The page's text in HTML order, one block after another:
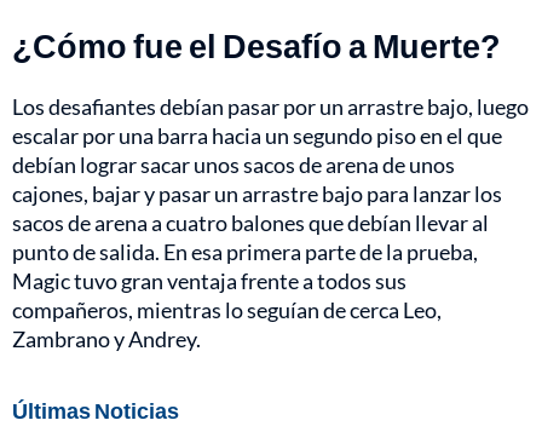
¿Cómo fue el Desafío a Muerte?
Los desafiantes debían pasar por un arrastre bajo, luego
escalar por una barra hacia un segundo piso en el que
debían lograr sacar unos sacos de arena de unos
cajones, bajar y pasar un arrastre bajo para lanzar los
sacos de arena a cuatro balones que debían llevar al
punto de salida. En esa primera parte de la prueba,
Magic tuvo gran ventaja frente a todos sus
compañeros, mientras lo seguían de cerca Leo,
Zambrano y Andrey.
Últimas Noticias